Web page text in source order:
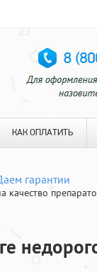
КАК ОПЛАТИТЬ
гарантии
качество